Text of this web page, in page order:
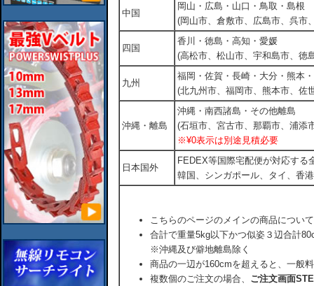
中国
岡山・広島・山口・鳥取・島根
(岡山市、倉敷市、広島市、呉市
四国
香川・徳島・高知・愛媛
(高松市、松山市、宇和島市、徳
九州
福岡・佐賀・長崎・大分・熊本
(北九州市、福岡市、熊本市、佐
沖縄・離島
沖縄・南西諸島・その他離島
(石垣市、宮古市、那覇市、浦添
※¥0表示は別途見積必要
日本国外
FEDEX等国際宅配便が対応す
韓国、シンガポール、タイ、香
こちらのページのメインの商品につい
合計で重量5kg以下かつ似姿３辺合計
※沖縄及び僻地離島除く
商品の一辺が160cmを超えると、一般
複数個のご注文の場合、 ご注文画面